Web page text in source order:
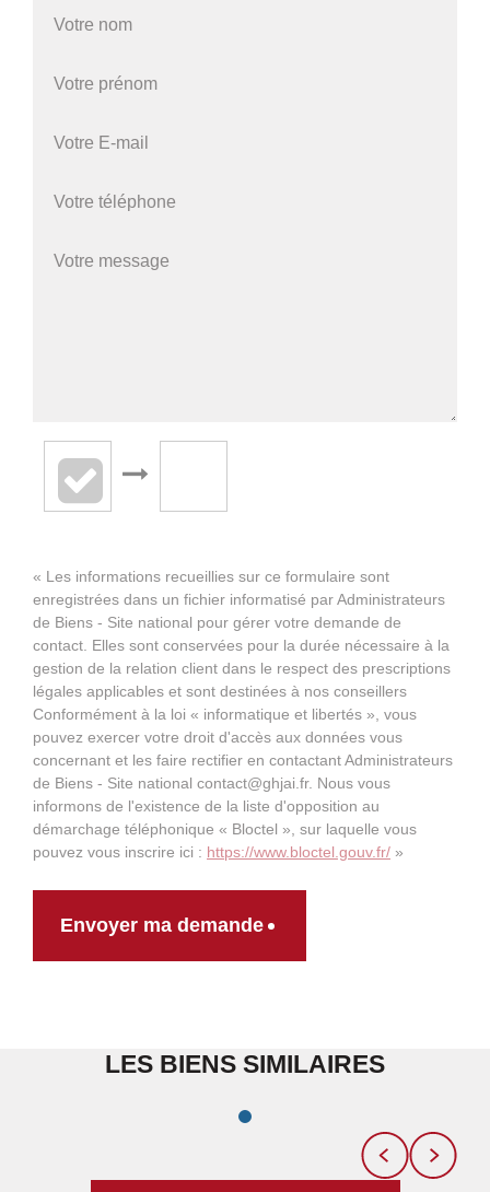
« Les informations recueillies sur ce formulaire sont
enregistrées dans un fichier informatisé par Administrateurs
de Biens - Site national pour gérer votre demande de
contact. Elles sont conservées pour la durée nécessaire à la
gestion de la relation client dans le respect des prescriptions
légales applicables et sont destinées à nos conseillers
Conformément à la loi « informatique et libertés », vous
pouvez exercer votre droit d'accès aux données vous
concernant et les faire rectifier en contactant Administrateurs
de Biens - Site national contact@ghjai.fr. Nous vous
informons de l'existence de la liste d'opposition au
démarchage téléphonique « Bloctel », sur laquelle vous
pouvez vous inscrire ici : https://www.bloctel.gouv.fr/ »
Envoyer ma demande
LES BIENS SIMILAIRES